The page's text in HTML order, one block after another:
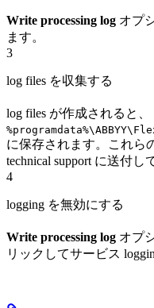
Write processing log オプ
ます。
3
log files を収集する
log files が作成されると、
に保存されます。これら
technical support に送付し
4
logging を無効にする
Write processing log オプ
リックしてサービス